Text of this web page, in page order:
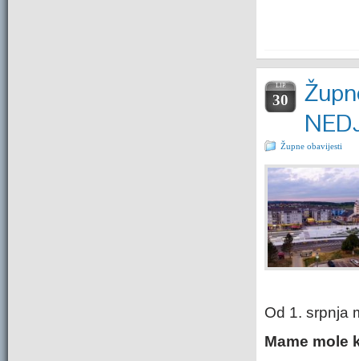
LIP.
30
Župne obavijesti
Od 1. srpnja
Mame mole